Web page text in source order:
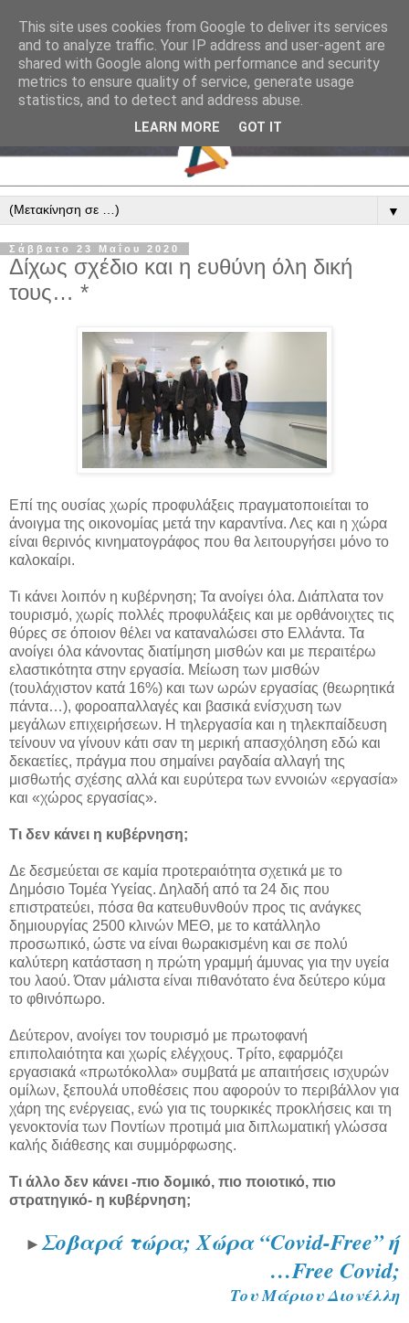
▼
Σάββατο 23 Μαΐου 2020
Δίχως σχέδιο και η ευθύνη όλη δική
τους… *
Επί της ουσίας χωρίς προφυλάξεις πραγματοποιείται το
άνοιγμα της οικονομίας μετά την καραντίνα. Λες και η χώρα
είναι θερινός κινηματογράφος που θα λειτουργήσει μόνο το
καλοκαίρι.
Τι κάνει λοιπόν η κυβέρνηση; Τα ανοίγει όλα. Διάπλατα τον
τουρισμό, χωρίς πολλές προφυλάξεις και με ορθάνοιχτες τις
θύρες σε όποιον θέλει να καταναλώσει στο Ελλάντα. Τα
ανοίγει όλα κάνοντας διατίμηση μισθών και με περαιτέρω
ελαστικότητα στην εργασία. Μείωση των μισθών
(τουλάχιστον κατά 16%) και των ωρών εργασίας (θεωρητικά
πάντα…), φοροαπαλλαγές και βασικά ενίσχυση των
μεγάλων επιχειρήσεων. Η τηλεργασία και η τηλεκπαίδευση
τείνουν να γίνουν κάτι σαν τη μερική απασχόληση εδώ και
δεκαετίες, πράγμα που σημαίνει ραγδαία αλλαγή της
μισθωτής σχέσης αλλά και ευρύτερα των εννοιών «εργασία»
και «χώρος εργασίας».
Τι δεν κάνει η κυβέρνηση;
Δε δεσμεύεται σε καμία προτεραιότητα σχετικά με το
Δημόσιο Τομέα Υγείας. Δηλαδή από τα 24 δις που
επιστρατεύει, πόσα θα κατευθυνθούν προς τις ανάγκες
δημιουργίας 2500 κλινών ΜΕΘ, με το κατάλληλο
προσωπικό, ώστε να είναι θωρακισμένη και σε πολύ
καλύτερη κατάσταση η πρώτη γραμμή άμυνας για την υγεία
του λαού. Όταν μάλιστα είναι πιθανότατο ένα δεύτερο κύμα
το φθινόπωρο.
Δεύτερον, ανοίγει τον τουρισμό με πρωτοφανή
επιπολαιότητα και χωρίς ελέγχους. Τρίτο, εφαρμόζει
εργασιακά «πρωτόκολλα» συμβατά με απαιτήσεις ισχυρών
ομίλων, ξεπουλά υποθέσεις που αφορούν το περιβάλλον για
χάρη της ενέργειας, ενώ για τις τουρκικές προκλήσεις και τη
γενοκτονία των Ποντίων προτιμά μια διπλωματική γλώσσα
καλής διάθεσης και συμμόρφωσης.
Τι άλλο δεν κάνει -πιο δομικό, πιο ποιοτικό, πιο
στρατηγικό- η κυβέρνηση;
►Σοβαρά τώρα; Χώρα “Covid-Free” ή
…Free Covid;
Του Μάριου Διονέλλη
This site uses cookies from Google to deliver its services
and to analyze traffic. Your IP address and user-agent are
shared with Google along with performance and security
metrics to ensure quality of service, generate usage
statistics, and to detect and address abuse.
LEARN MORE GOT IT